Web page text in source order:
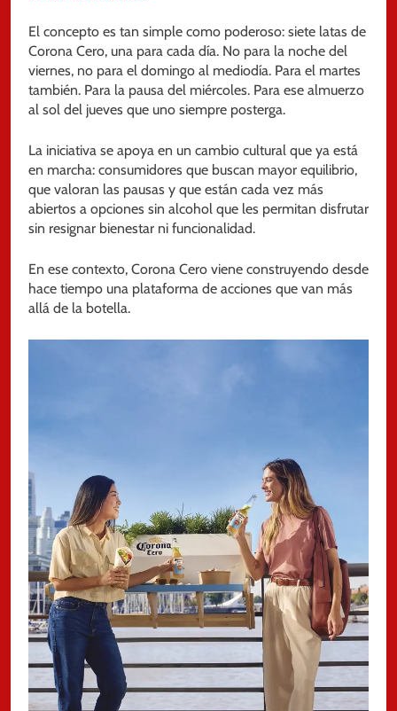
El concepto es tan simple como poderoso: siete latas de
Corona Cero, una para cada día. No para la noche del
viernes, no para el domingo al mediodía. Para el martes
también. Para la pausa del miércoles. Para ese almuerzo
al sol del jueves que uno siempre posterga.
La iniciativa se apoya en un cambio cultural que ya está
en marcha: consumidores que buscan mayor equilibrio,
que valoran las pausas y que están cada vez más
abiertos a opciones sin alcohol que les permitan disfrutar
sin resignar bienestar ni funcionalidad.
En ese contexto, Corona Cero viene construyendo desde
hace tiempo una plataforma de acciones que van más
allá de la botella.